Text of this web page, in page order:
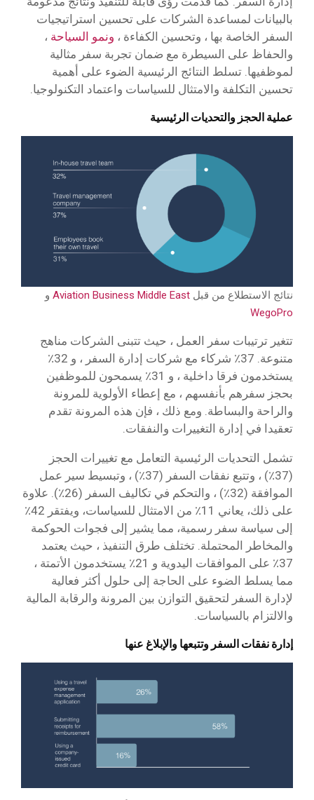
بالبيانات لمساعدة الشركات على تحسين استراتيجيات
السفر الخاصة بها ، وتحسين الكفاءة ، ونمو السياحة ،
والحفاظ على السيطرة مع ضمان تجربة سفر مثالية
لموظفيها. تسلط النتائج الرئيسية الضوء على أهمية
تحسين التكلفة والامتثال للسياسات واعتماد التكنولوجيا.
عملية الحجز والتحديات الرئيسية
نتائج الاستطلاع من قبل Aviation Business Middle East و
WegoPro
تتغير ترتيبات سفر العمل ، حيث تتبنى الشركات مناهج
متنوعة. 37٪ شركاء مع شركات إدارة السفر ، و 32٪
يستخدمون فرقا داخلية ، و 31٪ يسمحون للموظفين
بحجز سفرهم بأنفسهم ، مع إعطاء الأولوية للمرونة
والراحة والبساطة. ومع ذلك ، فإن هذه المرونة تقدم
تعقيدا في إدارة التغييرات والنفقات.
تشمل التحديات الرئيسية التعامل مع تغييرات الحجز
(37٪) ، وتتبع نفقات السفر (37٪) ، وتبسيط سير عمل
الموافقة (32٪) ، والتحكم في تكاليف السفر (26٪). علاوة
على ذلك، يعاني 11٪ من الامتثال للسياسات، ويفتقر 42٪
إلى سياسة سفر رسمية، مما يشير إلى فجوات الحوكمة
والمخاطر المحتملة. تختلف طرق التنفيذ ، حيث يعتمد
37٪ على الموافقات اليدوية و 21٪ يستخدمون الأتمتة ،
مما يسلط الضوء على الحاجة إلى حلول أكثر فعالية
لإدارة السفر لتحقيق التوازن بين المرونة والرقابة المالية
والالتزام بالسياسات.
إدارة نفقات السفر وتتبعها والإبلاغ عنها